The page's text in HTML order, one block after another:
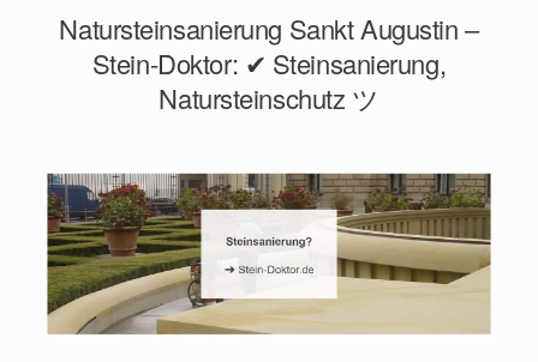
Natursteinsanierung Sankt Augustin –
Stein-Doktor: ✔ Steinsanierung,
Natursteinschutz ツ